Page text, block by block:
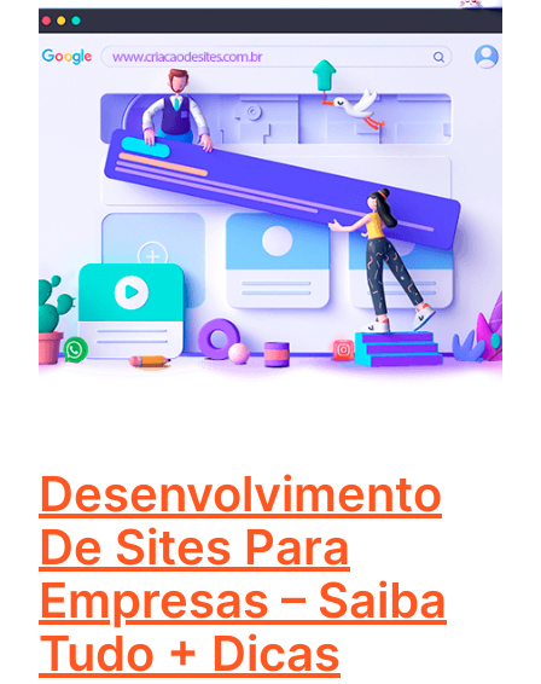
Desenvolvimento
De Sites Para
Empresas – Saiba
Tudo + Dicas